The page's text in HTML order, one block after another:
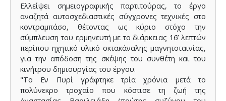
Ελλείψει σημειογραφικής παρτιτούρας, το έργο
αναζητά αυτοσχεδιαστικές σύγχρονες τεχνικές στο
κοντραμπάσο, θέτοντας ως κύριο στόχο την
σύμπλευση του ερμηνευτή με το διάρκειας 16’ λεπτών
περίπου ηχητικό υλικό οκτακάναλης μαγνητοταινίας,
για την απόδοση της σκέψης του συνθέτη και του
κινήτρου δημιουργίας του έργου.
"Το Εν Πυρί γράφτηκε τρία χρόνια μετά το
πολύνεκρο τροχαίο που κόστισε τη ζωή της